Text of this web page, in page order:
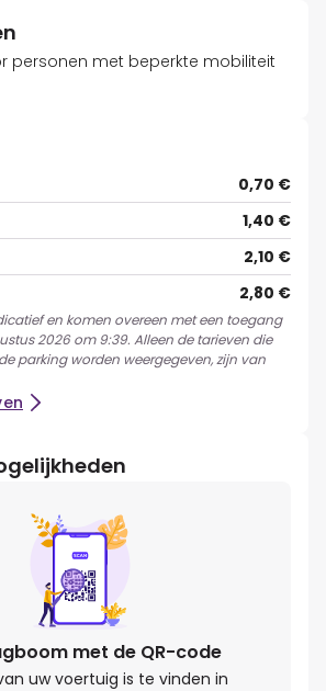
personen met beperkte mobiliteit
0,70 €
1,40 €
2,10 €
2,80 €
en komen overeen met een toegang
2026 om 9:39. Alleen de tarieven die
parking worden weergegeven, zijn van
met de QR-code
uw voertuig is te vinden in